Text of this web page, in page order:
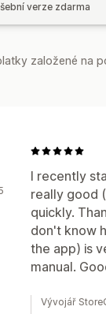
verze zdarma
založené na
I recently
really good
quickly.
don't know
the app) is
manual.
Vývojář